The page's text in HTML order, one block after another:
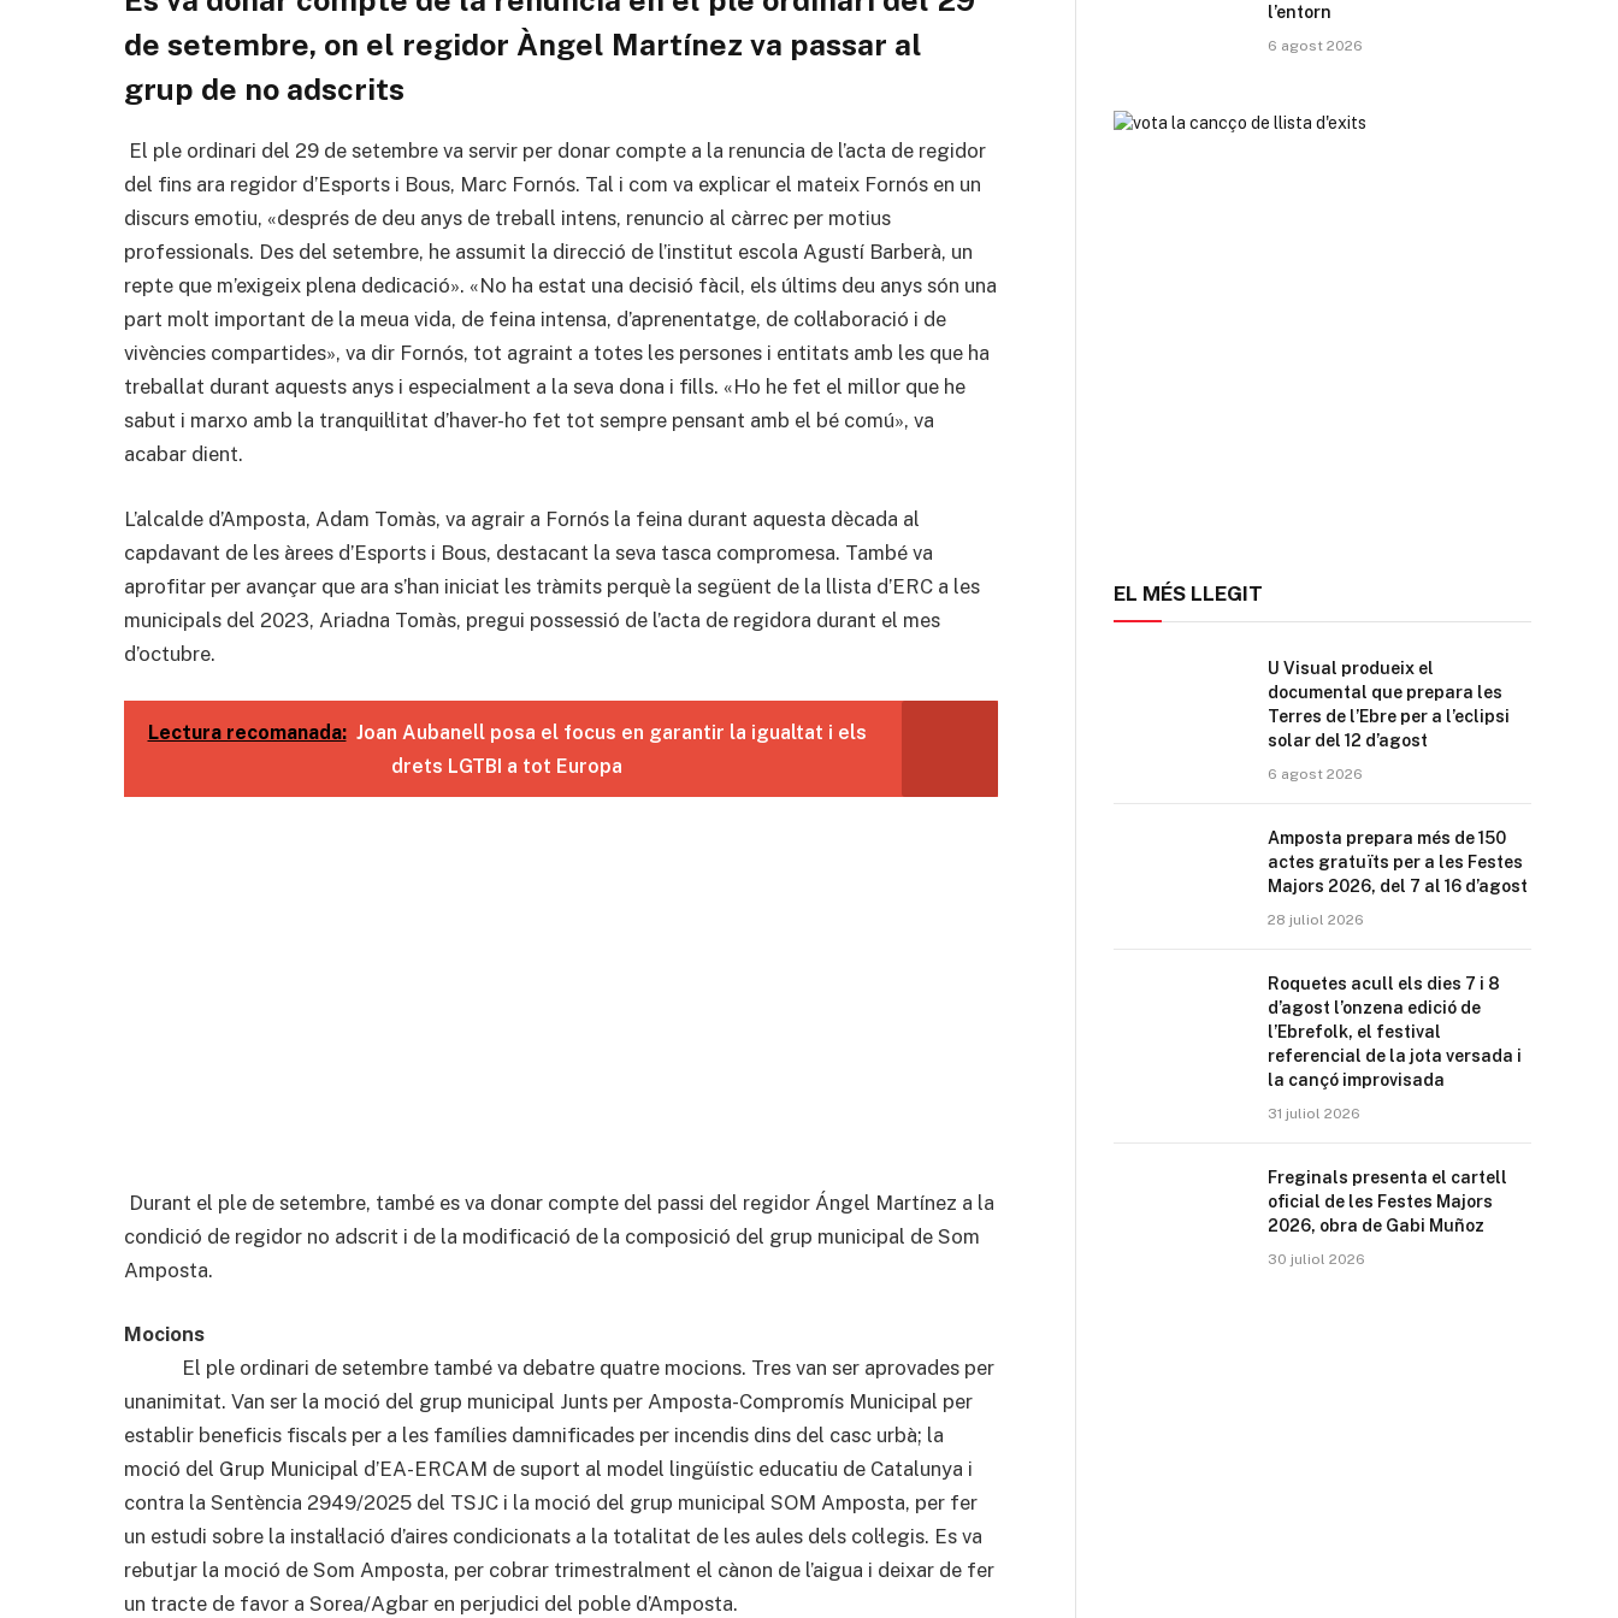
de setembre, on el regidor Àngel Martínez va passar al
grup de no adscrits
El ple ordinari del 29 de setembre va servir per donar compte a la renuncia de l’acta de regidor
del fins ara regidor d’Esports i Bous, Marc Fornós. Tal i com va explicar el mateix Fornós en un
discurs emotiu, «després de deu anys de treball intens, renuncio al càrrec per motius
professionals. Des del setembre, he assumit la direcció de l’institut escola Agustí Barberà, un
repte que m’exigeix plena dedicació». «No ha estat una decisió fàcil, els últims deu anys són una
part molt important de la meua vida, de feina intensa, d’aprenentatge, de col·laboració i de
vivències compartides», va dir Fornós, tot agraint a totes les persones i entitats amb les que ha
treballat durant aquests anys i especialment a la seva dona i fills. «Ho he fet el millor que he
sabut i marxo amb la tranquil·litat d’haver-ho fet tot sempre pensant amb el bé comú», va
acabar dient.
L’alcalde d’Amposta, Adam Tomàs, va agrair a Fornós la feina durant aquesta dècada al
capdavant de les àrees d’Esports i Bous, destacant la seva tasca compromesa. També va
aprofitar per avançar que ara s’han iniciat les tràmits perquè la següent de la llista d’ERC a les
municipals del 2023, Ariadna Tomàs, pregui possessió de l’acta de regidora durant el mes
d’octubre.
Lectura recomanada: Joan Aubanell posa el focus en garantir la igualtat i els
drets LGTBI a tot Europa
Durant el ple de setembre, també es va donar compte del passi del regidor Ángel Martínez a la
condició de regidor no adscrit i de la modificació de la composició del grup municipal de Som
Amposta.
Mocions
El ple ordinari de setembre també va debatre quatre mocions. Tres van ser aprovades per
unanimitat. Van ser la moció del grup municipal Junts per Amposta-Compromís Municipal per
establir beneficis fiscals per a les famílies damnificades per incendis dins del casc urbà; la
moció del Grup Municipal d’EA-ERCAM de suport al model lingüístic educatiu de Catalunya i
contra la Sentència 2949/2025 del TSJC i la moció del grup municipal SOM Amposta, per fer
un estudi sobre la instal·lació d’aires condicionats a la totalitat de les aules dels col·legis. Es va
rebutjar la moció de Som Amposta, per cobrar trimestralment el cànon de l’aigua i deixar de fer
un tracte de favor a Sorea/Agbar en perjudici del poble d’Amposta.
l’entorn
6 agost 2026
EL MÉS LLEGIT
U Visual produeix el
documental que prepara les
Terres de l’Ebre per a l’eclipsi
solar del 12 d’agost
6 agost 2026
Amposta prepara més de 150
actes gratuïts per a les Festes
Majors 2026, del 7 al 16 d’agost
28 juliol 2026
Roquetes acull els dies 7 i 8
d’agost l’onzena edició de
l’Ebrefolk, el festival
referencial de la jota versada i
la cançó improvisada
31 juliol 2026
Freginals presenta el cartell
oficial de les Festes Majors
2026, obra de Gabi Muñoz
30 juliol 2026